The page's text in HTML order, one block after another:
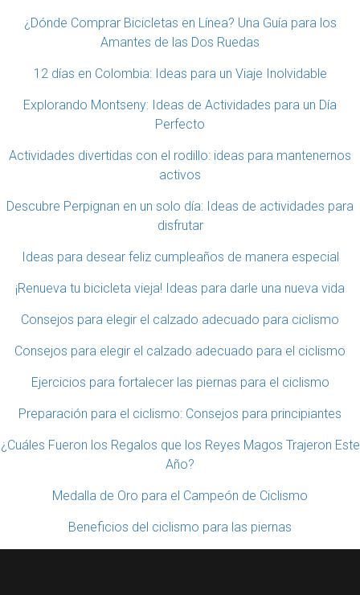
¿Dónde Comprar Bicicletas en Línea? Una Guía para los
Amantes de las Dos Ruedas
12 días en Colombia: Ideas para un Viaje Inolvidable
Explorando Montseny: Ideas de Actividades para un Día
Perfecto
Actividades divertidas con el rodillo: ideas para mantenernos
activos
Descubre Perpignan en un solo día: Ideas de actividades para
disfrutar
Ideas para desear feliz cumpleaños de manera especial
¡Renueva tu bicicleta vieja! Ideas para darle una nueva vida
Consejos para elegir el calzado adecuado para ciclismo
Consejos para elegir el calzado adecuado para el ciclismo
Ejercicios para fortalecer las piernas para el ciclismo
Preparación para el ciclismo: Consejos para principiantes
¿Cuáles Fueron los Regalos que los Reyes Magos Trajeron Este
Año?
Medalla de Oro para el Campeón de Ciclismo
Beneficios del ciclismo para las piernas